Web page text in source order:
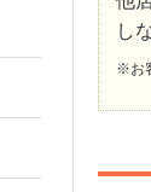
し
※お